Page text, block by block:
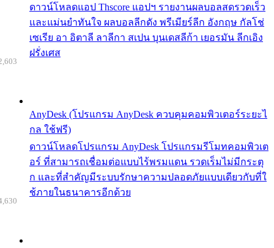
ดาวน์โหลดแอป Thscore แอปฯ รายงานผลบอลสดรวดเร็ว
และแม่นยำทันใจ ผลบอลลีกดัง พรีเมียร์ลีก อังกฤษ กัลโช่
เซเรีย อา อิตาลี ลาลีกา สเปน บุนเดสลีก้า เยอรมัน ลีกเอิง
ฝรั่งเศส
AnyDesk (โปรแกรม AnyDesk ควบคุมคอมพิวเตอร์ระยะไ
กล ใช้ฟรี)
ดาวน์โหลดโปรแกรม AnyDesk โปรแกรมรีโมทคอมพิวเต
อร์ ที่สามารถเชื่อมต่อแบบไร้พรมแดน รวดเร็มไม่มีกระตุ
ก และที่สำคัญมีระบบรักษาความปลอดภัยแบบเดียวกับที่ใ
ช้ภายในธนาคารอีกด้วย